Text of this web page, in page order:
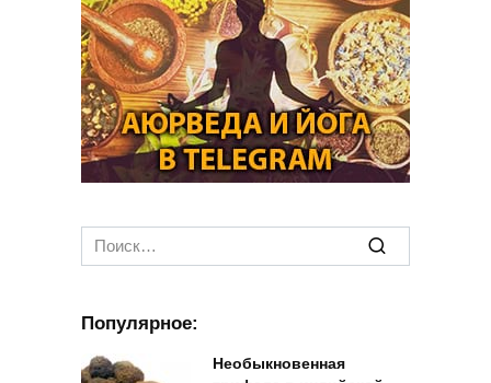
Search
for:
Популярное:
Необыкновенная